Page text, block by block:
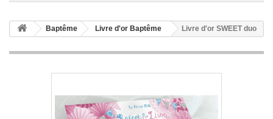
Baptême Livre d'or Baptême Livre d'or SWEET duo